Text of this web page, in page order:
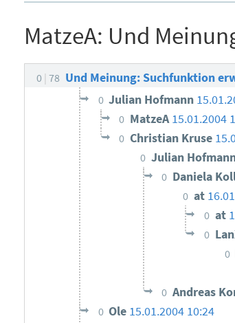
MatzeA: Und
0 78 Und Meinung: Suchfunktion
0 Julian Hofmann
0 MatzeA15.01.2004
0 Christian Kruse
0 Julian
0 Daniela
0 at
0 at
0
0
0 Andreas
0 Ole 15.01.2004 10:24